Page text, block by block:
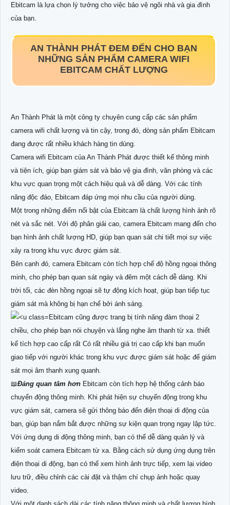
Ebitcam là lựa chọn lý tưởng cho việc bảo vệ ngôi nhà và gia đình
của bạn.
AN THÀNH PHÁT ĐEM ĐẾN CHO BẠN
NHỮNG SẢN PHẨM CAMERA WIFI
EBITCAM CHẤT LƯỢNG
An Thành Phát là một công ty chuyên cung cấp các sản phẩm
camera wifi chất lượng và tin cậy, trong đó, dòng sản phẩm Ebitcam
đang được rất nhiều khách hàng tin dùng.
Camera wifi Ebitcam của An Thành Phát được thiết kế thông minh
và tiện ích, giúp bạn giám sát và bảo vệ gia đình, văn phòng và các
khu vực quan trọng một cách hiệu quả và dễ dàng. Với các tính
năng độc đáo, Ebitcam đáp ứng mọi nhu cầu của người dùng.
Một trong những điểm nổi bật của Ebitcam là chất lượng hình ảnh rõ
nét và sắc nét. Với độ phân giải cao, camera Ebitcam mang đến cho
bạn hình ảnh chất lượng HD, giúp bạn quan sát chi tiết mọi sự việc
xảy ra trong khu vực được giám sát.
Bên cạnh đó, camera Ebitcam còn tích hợp chế độ hồng ngoại thông
minh, cho phép bạn quan sát ngày và đêm một cách dễ dàng. Khi
trời tối, các đèn hồng ngoại sẽ tự động kích hoạt, giúp bạn tiếp tục
giám sát mà không bị hạn chế bởi ánh sáng.
Ebitcam cũng được trang bị tính năng đàm thoại 2
chiều, cho phép bạn nói chuyện và lắng nghe âm thanh từ xa. thiết
kế tích hợp cao cấp rất Có rất nhiều giá trị cao cấp khi bạn muốn
giao tiếp với người khác trong khu vực được giám sát hoặc để giám
sát mọi âm thanh xung quanh.
📖Đáng quan tâm hơn Ebitcam còn tích hợp hệ thống cảnh báo
chuyển động thông minh. Khi phát hiện sự chuyển động trong khu
vực giám sát, camera sẽ gửi thông báo đến điện thoại di động của
bạn, giúp bạn nắm bắt được những sự kiện quan trọng ngay lập tức.
Với ứng dụng di động thông minh, bạn có thể dễ dàng quản lý và
kiểm soát camera Ebitcam từ xa. Bằng cách sử dụng ứng dụng trên
điện thoại di động, bạn có thể xem hình ảnh trực tiếp, xem lại video
lưu trữ, điều chỉnh các cài đặt và thậm chí chụp ảnh hoặc quay
video.